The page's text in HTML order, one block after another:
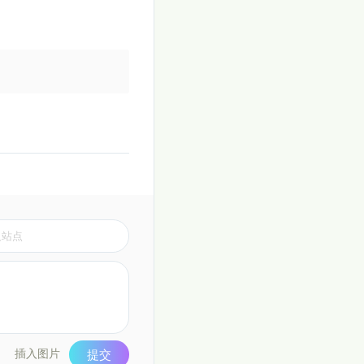
插入图片 提交